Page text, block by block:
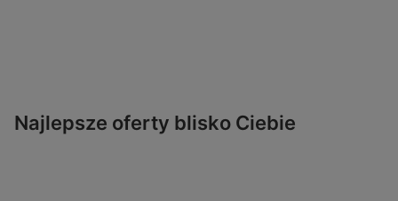
Najlepsze oferty blisko Ciebie